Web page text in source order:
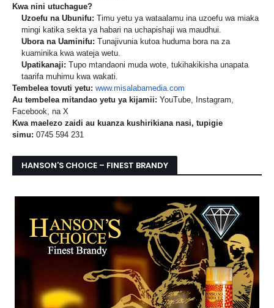
Kwa nini utuchague?
Uzoefu na Ubunifu: Timu yetu ya wataalamu ina uzoefu wa miaka
mingi katika sekta ya habari na uchapishaji wa maudhui.
Ubora na Uaminifu: Tunajivunia kutoa huduma bora na za
kuaminika kwa wateja wetu.
Upatikanaji: Tupo mtandaoni muda wote, tukihakikisha unapata
taarifa muhimu kwa wakati.
Tembelea tovuti yetu: www.misalabamedia.com
Au tembelea mitandao yetu ya kijamii: YouTube, Instagram,
Facebook, na X
Kwa maelezo zaidi au kuanza kushirikiana nasi, tupigie
simu: 0745 594 231
HANSON’S CHOICE – FINEST BRANDY